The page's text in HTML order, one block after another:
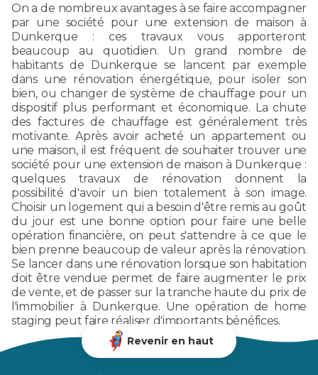
On a de nombreux avantages à se faire accompagner
par une société pour une extension de maison à
Dunkerque : ces travaux vous apporteront
beaucoup au quotidien. Un grand nombre de
habitants de Dunkerque se lancent par exemple
dans une rénovation énergétique, pour isoler son
bien, ou changer de système de chauffage pour un
dispositif plus performant et économique. La chute
des factures de chauffage est généralement très
motivante. Après avoir acheté un appartement ou
une maison, il est fréquent de souhaiter trouver une
société pour une extension de maison à Dunkerque :
quelques travaux de rénovation donnent la
possibilité d'avoir un bien totalement à son image.
Choisir un logement qui a besoin d'être remis au goût
du jour est une bonne option pour faire une belle
opération financière, on peut s'attendre à ce que le
bien prenne beaucoup de valeur après la rénovation.
Se lancer dans une rénovation lorsque son habitation
doit être vendue permet de faire augmenter le prix
de vente, et de passer sur la tranche haute du prix de
l'immobilier à Dunkerque. Une opération de home
staging peut faire réaliser d'importants bénéfices.
Revenir en haut